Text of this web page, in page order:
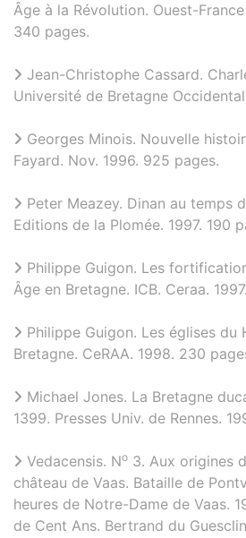
Âge à la Révolution. Ouest-
340 pages.
Jean-Christophe Cassard.
Université de Bretagne
Georges Minois. Nouvelle
Fayard. Nov. 1996. 925 pages.
Peter Meazey. Dinan au temps
Editions de la Plomée. 1997. 190
Philippe Guigon. Les
Âge en Bretagne. ICB. Ceraa.
Philippe Guigon. Les églises du
Bretagne. CeRAA. 1998. 230
Michael Jones. La Bretagne
1399. Presses Univ. de Rennes.
Vedacensis. No 3. Aux origines
château de Vaas. Bataille de
heures de Notre-Dame de Vaas.
de Cent Ans. Bertrand du